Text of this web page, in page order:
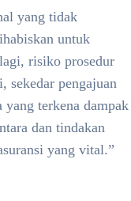
yang tidak
untuk
risiko prosedur
sekedar pengajuan
terkena dampak
dan tindakan
yang vital.”